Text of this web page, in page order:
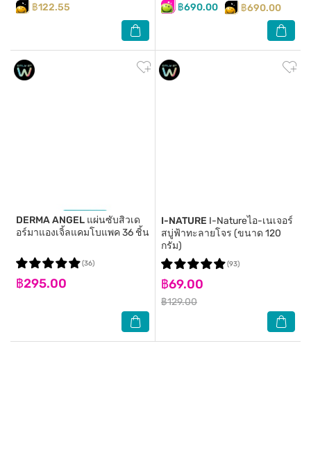
฿122.55
฿690.00
฿690.00
DERMA ANGEL แผ่นซับสิวเด
อร์มาแองเจิ้ลแคมโบแพค 36 ชิ้น
฿295.00
(36)
I-NATURE I-Natureไอ-เนเจอร์
สบู่ฟ้าทะลายโจร (ขนาด 120
กรัม)
฿69.00
฿129.00
(93)